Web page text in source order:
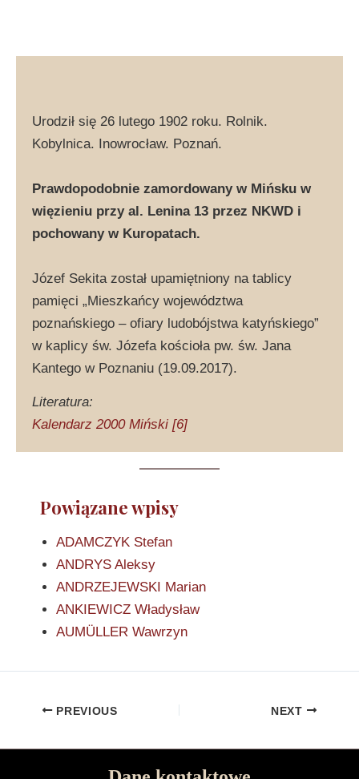
Urodził się 26 lutego 1902 roku. Rolnik.
Kobylnica. Inowrocław. Poznań.
Prawdopodobnie zamordowany w Mińsku w
więzieniu przy al. Lenina 13 przez NKWD i
pochowany w Kuropatach.
Józef Sekita został upamiętniony na tablicy
pamięci „Mieszkańcy województwa
poznańskiego – ofiary ludobójstwa katyńskiego”
w kaplicy św. Józefa kościoła pw. św. Jana
Kantego w Poznaniu (19.09.2017).
Literatura:
Kalendarz 2000 Miński [6]
Powiązane wpisy
ADAMCZYK Stefan
ANDRYS Aleksy
ANDRZEJEWSKI Marian
ANKIEWICZ Władysław
AUMÜLLER Wawrzyn
PREVIOUS NEXT